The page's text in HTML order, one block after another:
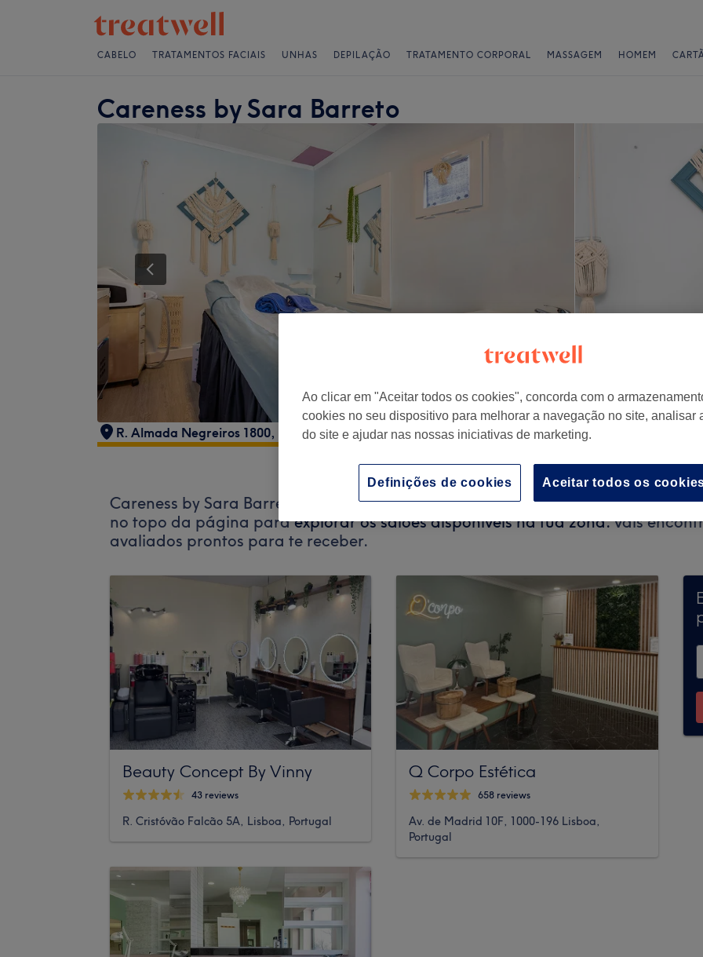
CABELO TRATAMENTOS FACIAIS UNHAS DEPILAÇÃO TRATAMENTO CORPORAL MASSAGEM HOMEM
Careness by Sara Barreto
R. Almada Negreiros 1800, 1800-167 Lisboa, Portugal
Careness by Sara Barreto não aceita marcações através da Treatwell no
no topo da página para explorar os salões disponíveis na tua zona.Vais
avaliados prontos para te receber.
Beauty Concept By Vinny
43 reviews
R. Cristóvão Falcão 5A, Lisboa, Portugal
Q Corpo Estética
658 reviews
Av. de Madrid 10F, 1000-196 Lisboa,
Portugal
Ao clicar em "Aceitar todos os cookies", concorda com o
cookies no seu dispositivo para melhorar a navegação no site, analisar
do site e ajudar nas nossas iniciativas de marketing.
Aceitar todos os
Definições de cookies